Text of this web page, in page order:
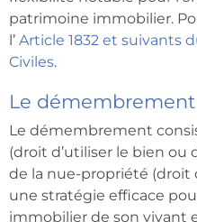
patrimoine immobilier.
l’ Article 1832 et suivants
Civiles.
Le
Le démembrement
(droit d’utiliser le bien ou
de la nue-propriété (droit
une stratégie efficace
immobilier de son vivant